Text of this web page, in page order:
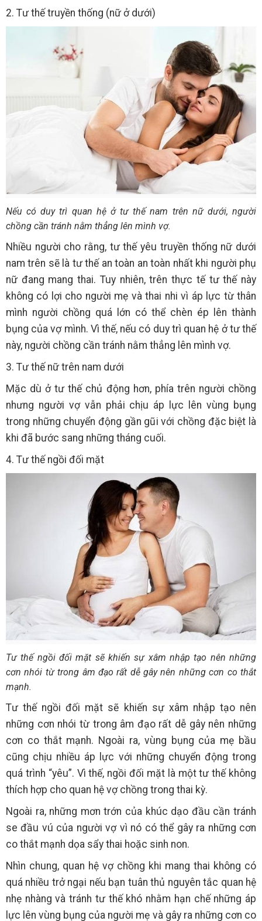
2. Tư thế truyền thống (nữ ở dưới)
Nếu có duy trì quan hệ ở tư thế nam trên nữ dưới, người
chồng cần tránh nằm thẳng lên mình vợ.
Nhiều người cho rằng, tư thế yêu truyền thống nữ dưới
nam trên sẽ là tư thế an toàn an toàn nhất khi người phụ
nữ đang mang thai. Tuy nhiên, trên thực tế tư thế này
không có lợi cho người mẹ và thai nhi vì áp lực từ thân
mình người chồng quá lớn có thể chèn ép lên thành
bụng của vợ mình. Vì thế, nếu có duy trì quan hệ ở tư thế
này, người chồng cần tránh nằm thẳng lên mình vợ.
3. Tư thế nữ trên nam dưới
Mặc dù ở tư thế chủ động hơn, phía trên người chồng
nhưng người vợ vẫn phải chịu áp lực lên vùng bụng
trong những chuyển động gần gũi với chồng đặc biệt là
khi đã bước sang những tháng cuối.
4. Tư thế ngồi đối mặt
Tư thế ngồi đối mặt sẽ khiến sự xâm nhập tạo nên những
cơn nhói từ trong âm đạo rất dễ gây nên những cơn co thắt
mạnh.
Tư thế ngồi đối mặt sẽ khiến sự xâm nhập tạo nên
những cơn nhói từ trong âm đạo rất dễ gây nên những
cơn co thắt mạnh. Ngoài ra, vùng bụng của mẹ bầu
cũng chịu nhiều áp lực với những chuyển động trong
quá trình “yêu”. Vì thế, ngồi đối mặt là một tư thế không
thích hợp cho quan hệ vợ chồng trong thai kỳ.
Ngoài ra, những mơn trớn của khúc dạo đầu cần tránh
se đầu vú của người vợ vì nó có thể gây ra những cơn
co thắt mạnh dọa sẩy thai hoặc sinh non.
Nhìn chung, quan hệ vợ chồng khi mang thai không có
quá nhiều trở ngại nếu bạn tuân thủ nguyên tắc quan hệ
nhẹ nhàng và tránh tư thế khó nhằm hạn chế những áp
lực lên vùng bụng của người mẹ và gây ra những cơn co